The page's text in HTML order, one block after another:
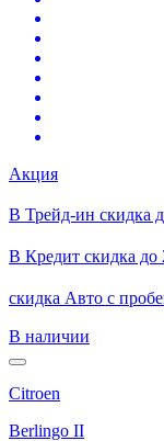
Акция
В Трейд-ин скидка
В Кредит скидка до
скидка Авто с
В наличии
Citroen
Berlingo II